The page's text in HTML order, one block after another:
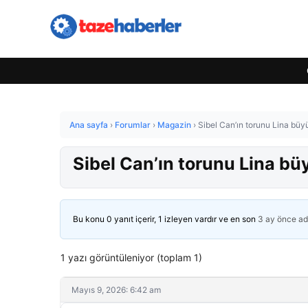
Ana sayfa › Forumlar › Magazin › Sibel Can’ın torunu Lina
Sibel Can’ın torunu Lina
Bu konu 0 yanıt içerir, 1 izleyen vardır ve en son 3 ay önce
1 yazı görüntüleniyor (toplam 1)
Mayıs 9, 2026: 6:42 am